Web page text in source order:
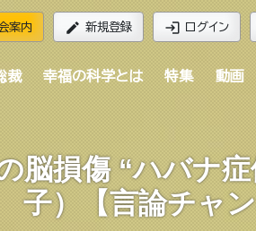
案内 edit 新規登録 login ログイン
裁 幸福の科学とは 特集 動画
脳損傷 “ハバナ
子）【言論チャン